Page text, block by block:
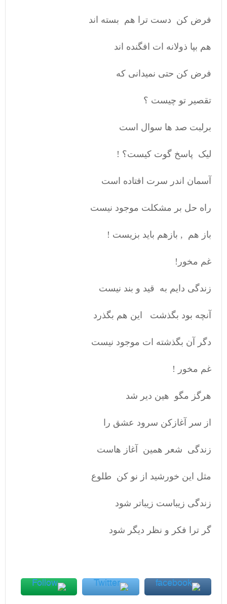
فرض کن دست ترا هم بسته اند
هم بپا ذولانه ات افگنده اند
فرض کن حتی نمیدانی که
تقصیر تو چیست ؟
برلبت صد ها سوال است
لیک پاسخ گوت کیست؟ !
آسمان اندر سرت افتاده است
راه حل بر مشکلت موجود نیست
باز هم , بازهم باید بزیست !
غم مخور!
زندگی دایم به قید و بند نیست
آنچه بود بگذشت این هم بگذرد
دگر آن بگذشته ات موجود نیست
غم مخور !
هرگز مگو هین دیر شد
از سر آغازکن سرود عشق را
زندگی شعر همین آغاز هاست
مثل این خورشید از نو کن طلوع
زندگی زیباست زیباتر شود
گر ترا فکر و نظر دیگر شود